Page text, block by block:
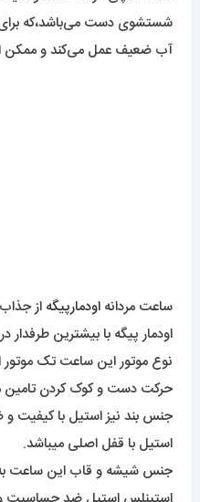
شستشوی دست می‌باشد،که برای
آب ضعیف عمل می‌کند و ممکن
ساعت مردانه اودمارپیگه از
اودمار پیگه با بیشترین طرفدار
نوع موتور این ساعت تک موتور
حرکت دست و کوک کردن تامین
جنس بند نیز استیل با
استیل با قفل اصلی میباشد.
جنس شیشه و قاب این ساعت